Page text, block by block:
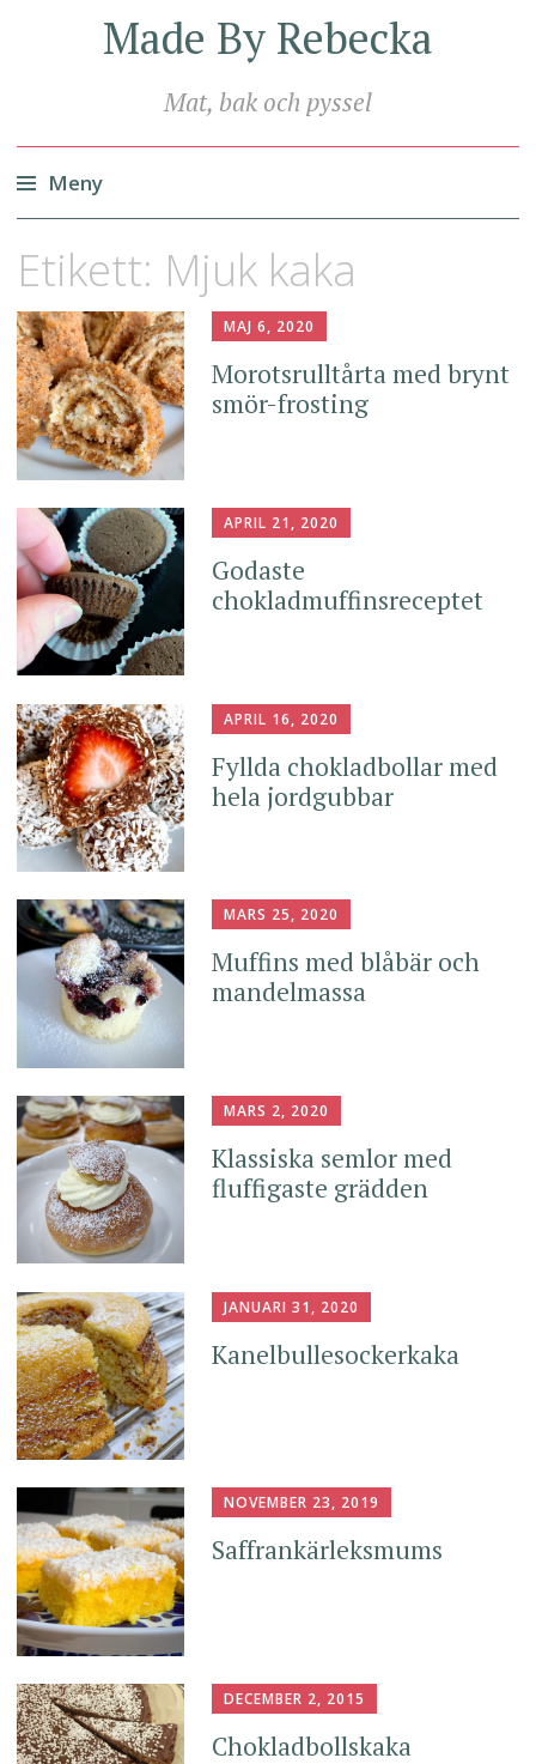
Made By Rebecka
Mat, bak och pyssel
Meny
till
Etikett: Mjuk kaka
MAJ 6, 2020
Morotsrulltårta med brynt
smör-frosting
APRIL 21, 2020
Godaste
chokladmuffinsreceptet
APRIL 16, 2020
Fyllda chokladbollar med
hela jordgubbar
MARS 25, 2020
Muffins med blåbär och
mandelmassa
MARS 2, 2020
Klassiska semlor med
fluffigaste grädden
JANUARI 31, 2020
Kanelbullesockerkaka
NOVEMBER 23, 2019
Saffrankärleksmums
DECEMBER 2, 2015
Chokladbollskaka